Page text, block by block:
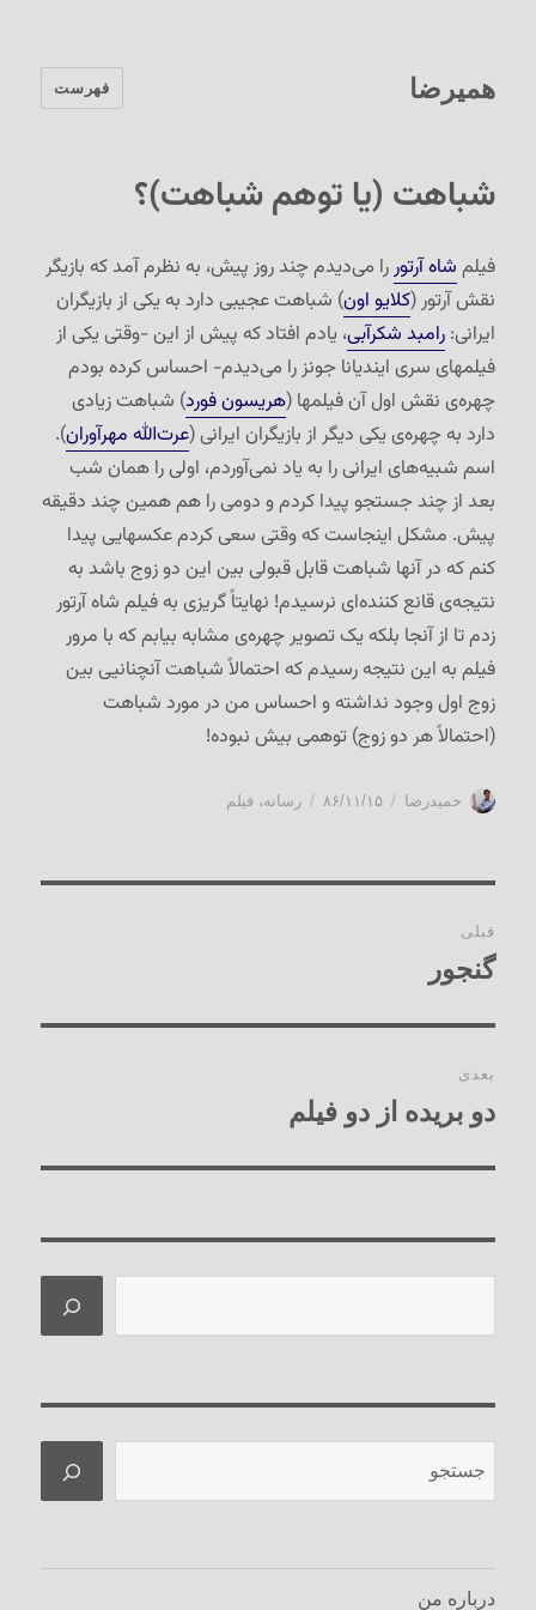
همیرضا فهرست
شباهت (یا توهم شباهت)؟
فیلم شاه آرتوررا می‌دیدم چند روز پیش، به نظرم آمد که بازیگر
نقش آرتور (کلایو اون) شباهت عجیبی دارد به یکی از بازیگران
ایرانی:رامبد شکرآبی، یادم افتاد که پیش از این -وقتی یکی از
فیلمهای سری ایندیانا جونز را می‌دیدم- احساس کرده بودم
چهره‌ی نقش اول آن فیلمها (هریسون فورد) شباهت زیادی
دارد به چهره‌ی یکی دیگر از بازیگران ایرانی (عرت‌الله مهرآوران).
اسم شبیه‌های ایرانی را به یاد نمی‌آوردم، اولی را همان شب
بعد از چند جستجو پیدا کردم و دومی را هم همین چند دقیقه
پیش. مشکل اینجاست که وقتی سعی کردم عکسهایی پیدا
کنم که در آنها شباهت قابل قبولی بین این دو زوج باشد به
نتیجه‌ی قانع کننده‌ای نرسیدم! نهایتاً گریزی به فیلم شاه آرتور
زدم تا از آنجا بلکه یک تصویر چهره‌ی مشابه بیابم که با مرور
فیلم به این نتیجه رسیدم که احتمالاً شباهت آنچنانیی بین
زوج اول وجود نداشته و احساس من در مورد شباهت
(احتمالاً هر دو زوج) توهمی بیش نبوده!
نویسنده
حمیدرضا
ارسال
۸۶/۱۱/۱۵ دسته‌ها
رسانه، فیلم
نوشته‌ها
قبلی
نوشته
گنجور
بعدی
نوشته
دو بریده از دو فیلم
درباره من